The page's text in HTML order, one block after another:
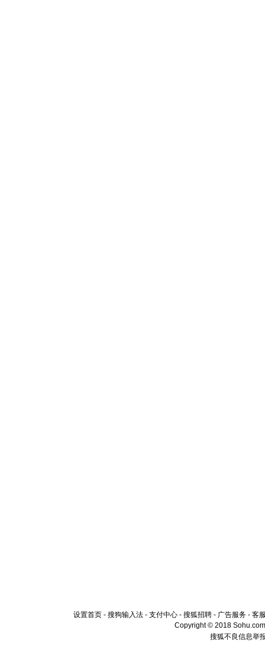
设置首页 - 搜狗输入法 - 支付中心 - 搜狐招聘 - 广告服务 - 客
Copyright © 2018
搜狐不良信息举